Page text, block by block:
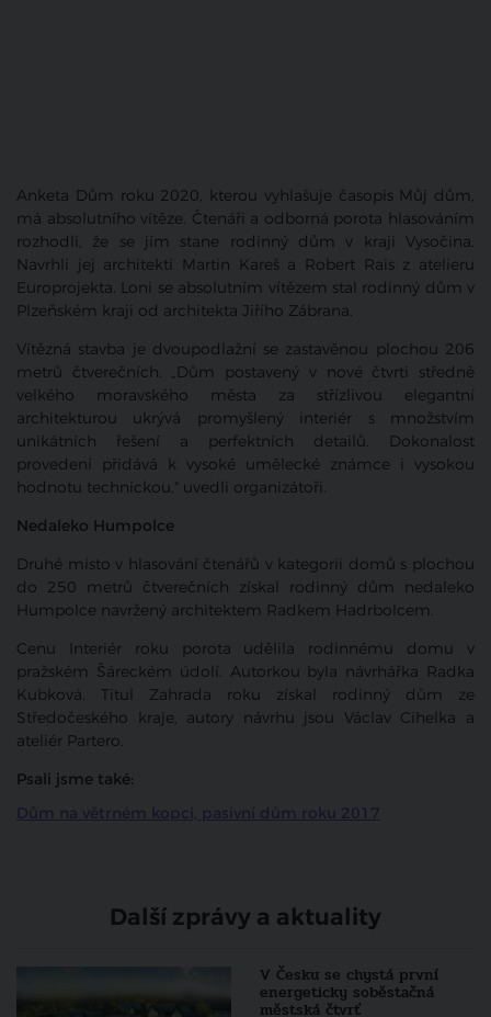
Anketa Dům roku 2020, kterou vyhlašuje časopis Můj dům,
má absolutního vítěze. Čtenáři a odborná porota hlasováním
rozhodli, že se jím stane rodinný dům v kraji Vysočina.
Navrhli jej architekti Martin Kareš a Robert Rais z atelieru
Europrojekta. Loni se absolutním vítězem stal rodinný dům v
Plzeňském kraji od architekta Jiřího Zábrana.
Vítězná stavba je dvoupodlažní se zastavěnou plochou 206
metrů čtverečních. „Dům postavený v nové čtvrti středně
velkého moravského města za střízlivou elegantní
architekturou ukrývá promyšlený interiér s množstvím
unikátních řešení a perfektních detailů. Dokonalost
provedení přidává k vysoké umělecké známce i vysokou
hodnotu technickou," uvedli organizátoři.
Nedaleko Humpolce
Druhé místo v hlasování čtenářů v kategorii domů s plochou
do 250 metrů čtverečních získal rodinný dům nedaleko
Humpolce navržený architektem Radkem Hadrbolcem.
Cenu Interiér roku porota udělila rodinnému domu v
pražském Šáreckém údolí. Autorkou byla návrhářka Radka
Kubková. Titul Zahrada roku získal rodinný dům ze
Středočeského kraje, autory návrhu jsou Václav Cihelka a
ateliér Partero.
Psali jsme také:
Dům na větrném kopci, pasivní dům roku 2017
Další zprávy a aktuality
V Česku se chystá první
energeticky soběstačná
městská čtvrť